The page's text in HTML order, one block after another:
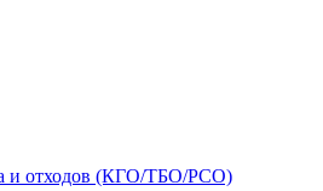
и отходов (КГО/ТБО/РСО)